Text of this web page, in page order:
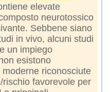
elevate
neurotossico
Sebbene siano
in vivo, alcuni studi
un impiego
esistono
riconosciute
favorevole per